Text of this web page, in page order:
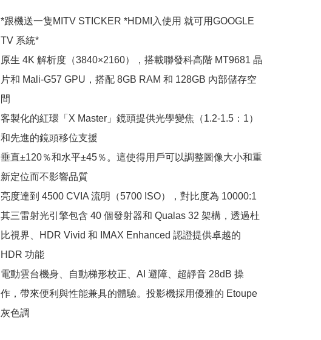
*跟機送一隻MITV STICKER *HDMI入使用 就可用GOOGLE
TV 系統*
原生 4K 解析度（3840×2160），搭載聯發科高階 MT9681 晶
片和 Mali-G57 GPU，搭配 8GB RAM 和 128GB 內部儲存空
間
客製化的紅環「X Master」鏡頭提供光學變焦（1.2-1.5：1）
和先進的鏡頭移位支援
垂直±120％和水平±45％。這使得用戶可以調整圖像大小和重
新定位而不影響品質
亮度達到 4500 CVIA 流明（5700 ISO），對比度為 10000:1
其三雷射光引擎包含 40 個發射器和 Qualas 32 架構，透過杜
比視界、HDR Vivid 和 IMAX Enhanced 認證提供卓越的
HDR 功能
電動雲台機身、自動梯形校正、AI 避障、超靜音 28dB 操
作，帶來便利與性能兼具的體驗。投影機採用優雅的 Etoupe
灰色調